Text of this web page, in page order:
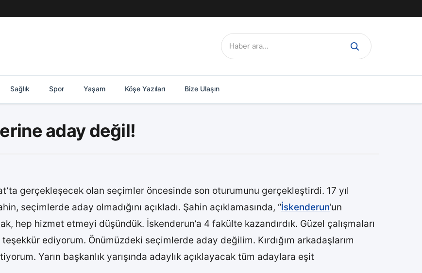
Ara:
Sağlık Spor Yaşam Köşe Yazıları Bize Ulaşın
aday değil!
gerçekleşecek olan seçimler öncesinde son oturumunu gerçekleştirdi. 17 yıl
seçimlerde aday olmadığını açıkladı. Şahin açıklamasında, “İskenderun’un
hep hizmet etmeyi düşündük. İskenderun’a 4 fakülte kazandırdık. Güzel çalışmaları
ediyorum. Önümüzdeki seçimlerde aday değilim. Kırdığım arkadaşlarım
Yarın başkanlık yarışında adaylık açıklayacak tüm adaylara eşit